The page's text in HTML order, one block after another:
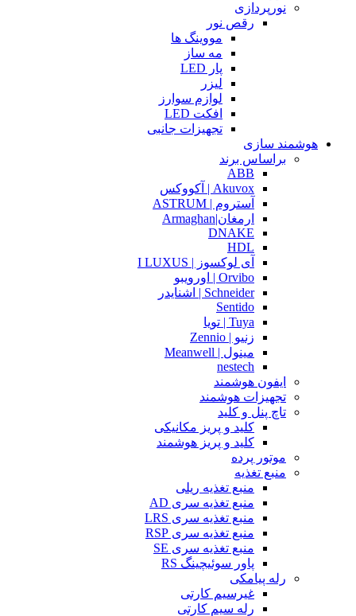
نورپردازی
رقص نور
مووینگ ها
مه ساز
پار LED
لیزر
لوازم سوارز
افکت LED
تجهیزات جانبی
هوشمند سازی
براساس برند
ABB
Akuvox | آکووکس
آستروم | ASTRUM
ارمغان|Armaghan
DNAKE
HDL
آی لوکسوز | I LUXUS
Orvibo | اورویبو
Schneider | اشنایدر
Sentido
Tuya | تویا
زنیو | Zennio
مینول | Meanwell
nestech
ایفون هوشمند
تجهیزات هوشمند
تاچ پنل و کلید
کلید و پریز مکانیکی
کلید و پریز هوشمند
موتور پرده
منبع تغذیه
منبع تغذیه ریلی
منبع تغذیه سری AD
منبع تغذیه سری LRS
منبع تغذیه سری RSP
منبع تغذیه سری SE
پاور سوئیچینگ RS
رله پیامکی
غیرسیم کارتی
رله سیم کارتی